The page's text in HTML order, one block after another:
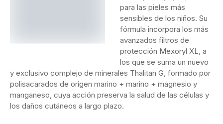
para las pieles más
sensibles de los niños. Su
fórmula incorpora los más
avanzados filtros de
protección Mexoryl XL, a
los que se suma un nuevo
y exclusivo complejo de minerales Thalitan G, formado por
polisacarados de origen marino + marino + magnesio y
manganeso, cuya acción preserva la salud de las células y
los daños cutáneos a largo plazo.